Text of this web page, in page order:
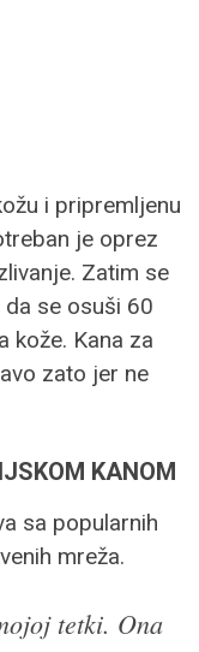
i pripremljenu
je oprez
Zatim se
se osuši 60
kože. Kana za
zato jer ne
KANOM
sa popularnih
mreža.
tetki. Ona